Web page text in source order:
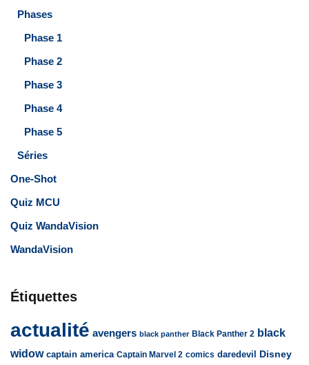
Phases
Phase 1
Phase 2
Phase 3
Phase 4
Phase 5
Séries
One-Shot
Quiz MCU
Quiz WandaVision
WandaVision
Étiquettes
actualité avengers black panther Black Panther 2 black
widow captain america Captain Marvel 2 comics daredevil Disney